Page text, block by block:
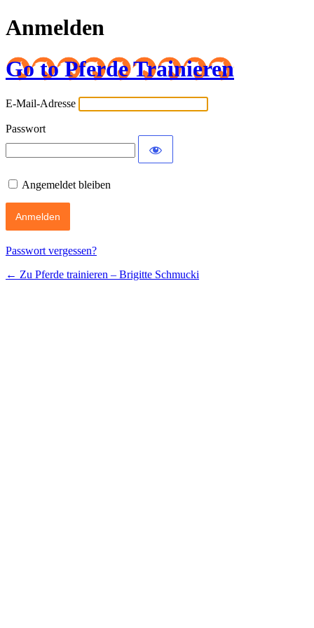
Anmelden
Go to Pferde Trainieren
E-Mail-Adresse
Passwort
Angemeldet bleiben
Passwort vergessen?
← Zu Pferde trainieren – Brigitte Schmucki